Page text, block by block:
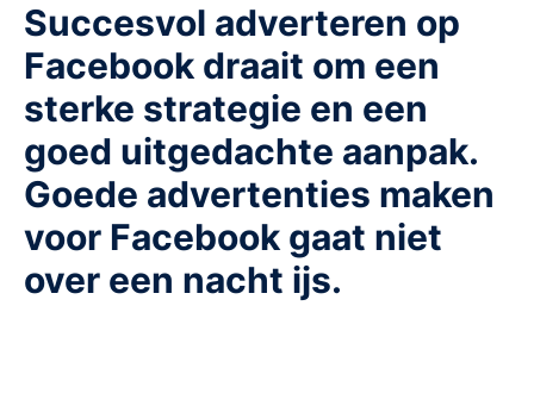
Succesvol adverteren op
Facebook draait om een
sterke strategie en een
goed uitgedachte aanpak.
Goede advertenties maken
voor Facebook gaat niet
over een nacht ijs.